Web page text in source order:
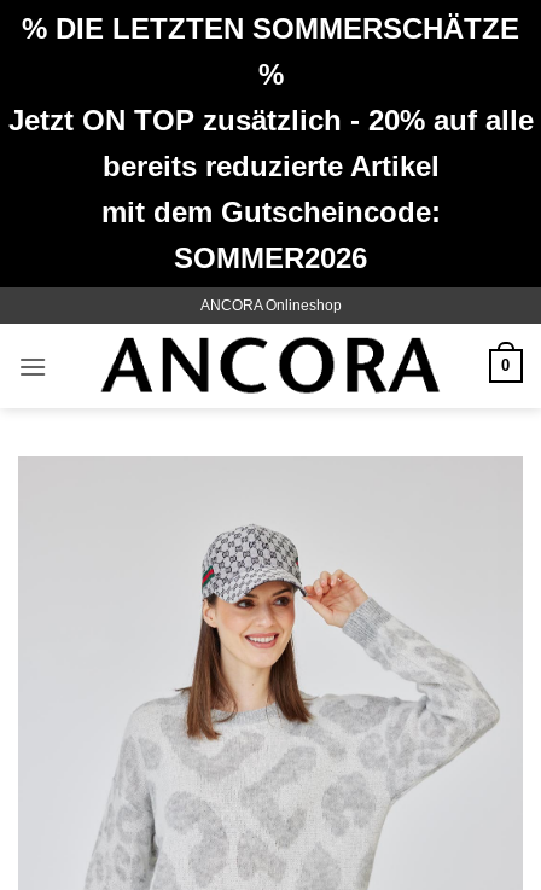
% DIE LETZTEN SOMMERSCHÄTZE
%
Jetzt ON TOP zusätzlich - 20% auf alle
bereits reduzierte Artikel
mit dem Gutscheincode:
SOMMER2026
springen
ANCORA Onlineshop
0